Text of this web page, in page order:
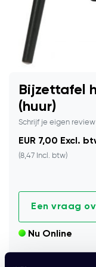
Bijzettafel
(huur)
Schrijf je eigen review
EUR 7,00 Excl.
(8,47 Incl. btw)
Een vraag
Nu Online
LET OP: